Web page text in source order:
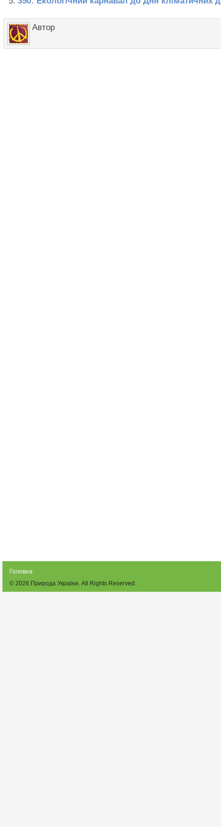
Автор
Головна
© 2026 Природа України. All Rights Reserved.